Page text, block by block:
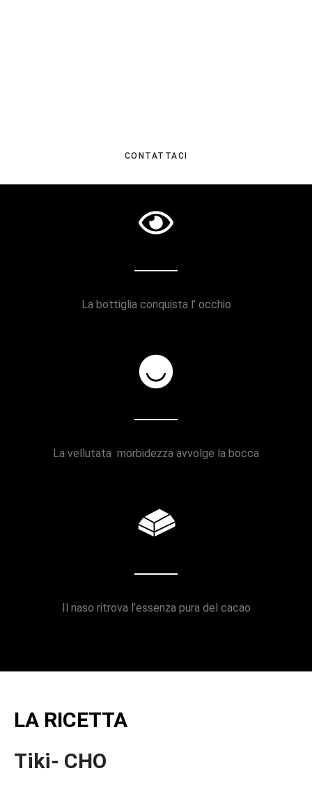
CONTATTACI
La bottiglia conquista l’ occhio
La vellutata morbidezza avvolge la bocca
Il naso ritrova l’essenza pura del cacao
LA RICETTA
Tiki- CHO